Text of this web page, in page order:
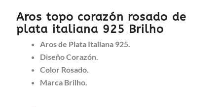
Aros topo corazón rosado de
plata italiana 925 Brilho
Aros de Plata Italiana 925.
Diseño Corazón.
Color Rosado.
Marca Brilho.